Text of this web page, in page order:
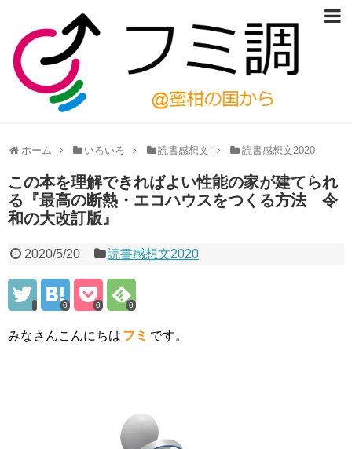
ホーム いろいろ 読書感想文 読書感想文2020
この本を理解できればよい性能の家が建てられ
る『最高の断熱・エコハウスをつくる方法 令
和の大改訂版』
2020/5/20 読書感想文2020
0 0 0
みなさんこんにちは フミ です。